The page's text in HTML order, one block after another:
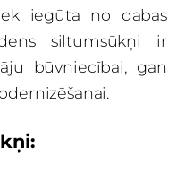
iegūta no dabas
siltumsūkņi ir
būvniecībai, gan